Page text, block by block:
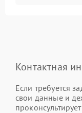
Контактная
Если требуется
свои данные и